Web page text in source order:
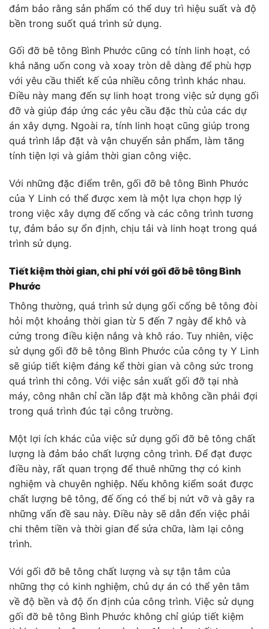
đảm bảo rằng sản phẩm có thể duy trì hiệu suất và độ
bền trong suốt quá trình sử dụng.
Gối đỡ bê tông Bình Phước cũng có tính linh hoạt, có
khả năng uốn cong và xoay tròn dễ dàng để phù hợp
với yêu cầu thiết kế của nhiều công trình khác nhau.
Điều này mang đến sự linh hoạt trong việc sử dụng gối
đỡ và giúp đáp ứng các yêu cầu đặc thù của các dự
án xây dựng. Ngoài ra, tính linh hoạt cũng giúp trong
quá trình lắp đặt và vận chuyển sản phẩm, làm tăng
tính tiện lợi và giảm thời gian công việc.
Với những đặc điểm trên, gối đỡ bê tông Bình Phước
của Y Linh có thể được xem là một lựa chọn hợp lý
trong việc xây dựng đế cống và các công trình tương
tự, đảm bảo sự ổn định, chịu tải và linh hoạt trong quá
trình sử dụng.
Tiết kiệm thời gian, chi phí với gối đỡ bê tông Bình
Phước
Thông thường, quá trình sử dụng gối cống bê tông đòi
hỏi một khoảng thời gian từ 5 đến 7 ngày để khô và
cứng trong điều kiện nắng và khô ráo. Tuy nhiên, việc
sử dụng gối đỡ bê tông Bình Phước của công ty Y Linh
sẽ giúp tiết kiệm đáng kể thời gian và công sức trong
quá trình thi công. Với việc sản xuất gối đỡ tại nhà
máy, công nhân chỉ cần lắp đặt mà không cần phải đợi
trong quá trình đúc tại công trường.
Một lợi ích khác của việc sử dụng gối đỡ bê tông chất
lượng là đảm bảo chất lượng công trình. Để đạt được
điều này, rất quan trọng để thuê những thợ có kinh
nghiệm và chuyên nghiệp. Nếu không kiểm soát được
chất lượng bê tông, đế ống có thể bị nứt vỡ và gây ra
những vấn đề sau này. Điều này sẽ dẫn đến việc phải
chi thêm tiền và thời gian để sửa chữa, làm lại công
trình.
Với gối đỡ bê tông chất lượng và sự tận tâm của
những thợ có kinh nghiệm, chủ dự án có thể yên tâm
về độ bền và độ ổn định của công trình. Việc sử dụng
gối đỡ bê tông Bình Phước không chỉ giúp tiết kiệm